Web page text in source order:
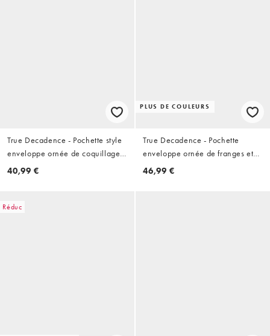
True Decadence - Pochette style
enveloppe ornée de coquillages
- Doré pâle
40,99 €
PLUS DE COULEURS
True Decadence - Pochette
enveloppe ornée de franges et
perles - Vert olive
46,99 €
Réduc